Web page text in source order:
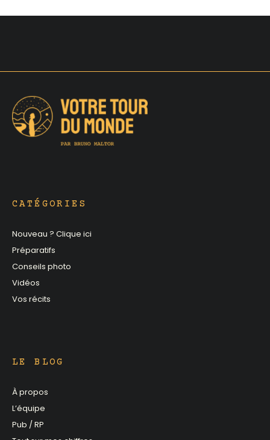
CATÉGORIES
Nouveau ? Clique ici
Préparatifs
Conseils photo
Vidéos
Vos récits
LE BLOG
À propos
L’équipe
Pub / RP